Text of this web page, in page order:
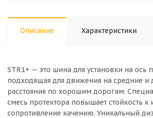
Описание Характеристики
STR1+ — это шина для установки на ось
подходящая для движения на средние и
расстояния по хорошим дорогам.
смесь протектора повышает стойкость к
сопротивление качению. Уникальный